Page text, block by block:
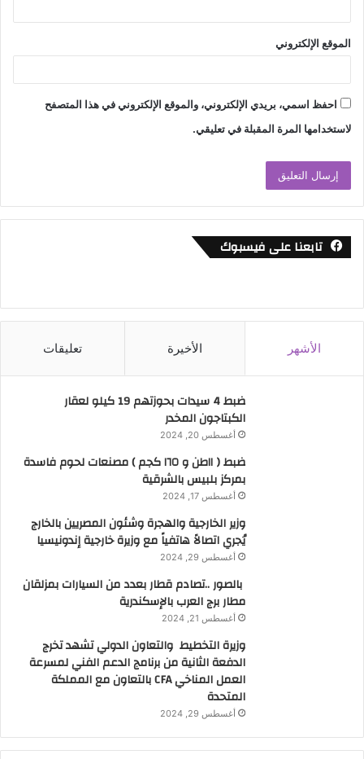
الموقع الإلكتروني
احفظ اسمي، بريدي الإلكتروني، والموقع الإلكتروني في هذا المتصفح
لاستخدامها المرة المقبلة في تعليقي.
تابعنا على فيسبوك
الأشهر الأخيرة تعليقات
ضبط 4 سيدات بحوزتهم 19 كيلو لعقار
الكبتاجون المخدر
أغسطس 20, 2024
ضبط ( ١١طن و ١٦٥ كجم ) مصنعات لحوم فاسدة
بمركز بلبيس بالشرقية
أغسطس 17, 2024
وزير الخارجية والهجرة وشئون المصريين بالخارج
يُجري اتصالاً هاتفياً مع وزيرة خارجية إندونيسيا
أغسطس 29, 2024
بالصور ..تصادم قطار بعدد من السيارات بمزلقان
مطار برج العرب بالإسكندرية
أغسطس 21, 2024
وزيرة التخطيط والتعاون الدولي تشهد تخرج
الدفعة الثانية من برنامج الدعم الفني لمسرعة
العمل المناخي CFA بالتعاون مع المملكة
المتحدة
أغسطس 29, 2024